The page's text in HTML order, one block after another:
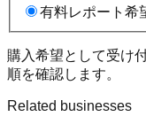
有料レポート希
購入希望として受け
順を確認します。
Related businesses